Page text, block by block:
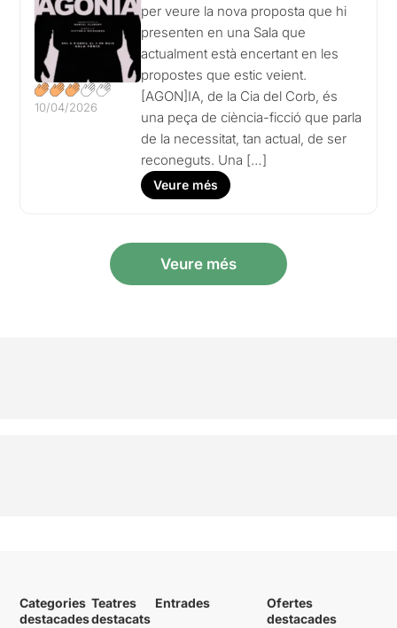
10/04/2026
per veure la nova proposta que hi
presenten en una Sala que
actualment està encertant en les
propostes que estic veient.
[AGON]IA, de la Cia del Corb, és
una peça de ciència-ficció que parla
de la necessitat, tan actual, de ser
reconeguts. Una […]
Veure més
Veure més
Categories
destacades
Teatres
destacats
Entrades
Ofertes
destacades